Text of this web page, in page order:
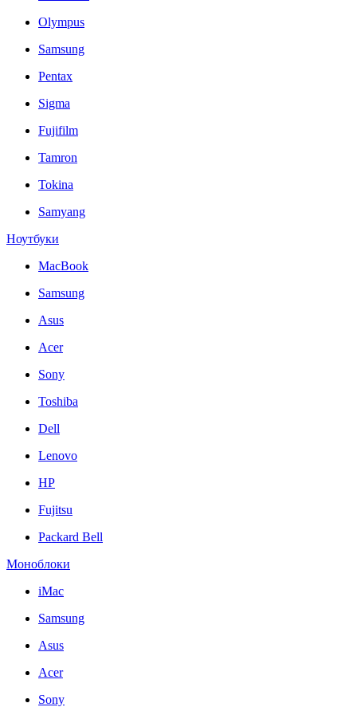
Olympus
Samsung
Pentax
Sigma
Fujifilm
Tamron
Tokina
Samyang
Ноутбуки
MacBook
Samsung
Asus
Acer
Sony
Toshiba
Dell
Lenovo
HP
Fujitsu
Packard Bell
Моноблоки
iMac
Samsung
Asus
Acer
Sony